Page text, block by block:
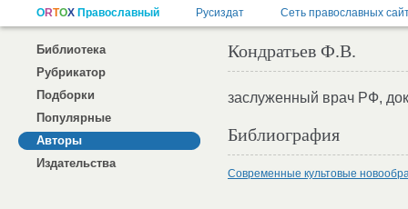
Библиотека
Рубрикатор
Подборки
Популярные
Авторы
Издательства
Кондратьев Ф.В.
заслуженный врач РФ,
Библиография
Современные культовые